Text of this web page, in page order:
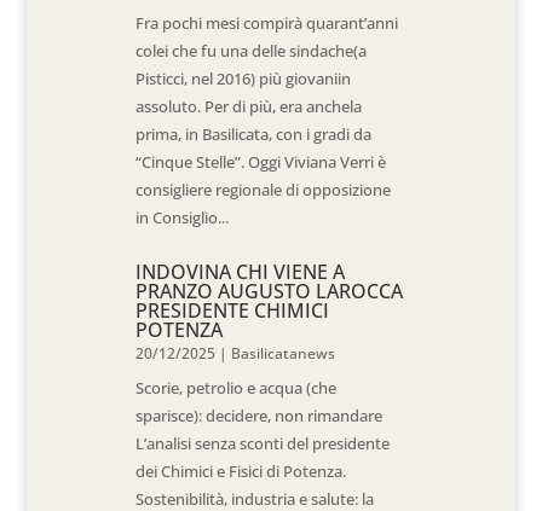
Fra pochi mesi compirà quarant’anni
colei che fu una delle sindache(a
Pisticci, nel 2016) più giovaniin
assoluto. Per di più, era anchela
prima, in Basilicata, con i gradi da
“Cinque Stelle”. Oggi Viviana Verri è
consigliere regionale di opposizione
in Consiglio...
INDOVINA CHI VIENE A
PRANZO AUGUSTO LAROCCA
PRESIDENTE CHIMICI
POTENZA
20/12/2025 | Basilicatanews
Scorie, petrolio e acqua (che
sparisce): decidere, non rimandare
L’analisi senza sconti del presidente
dei Chimici e Fisici di Potenza.
Sostenibilità, industria e salute: la